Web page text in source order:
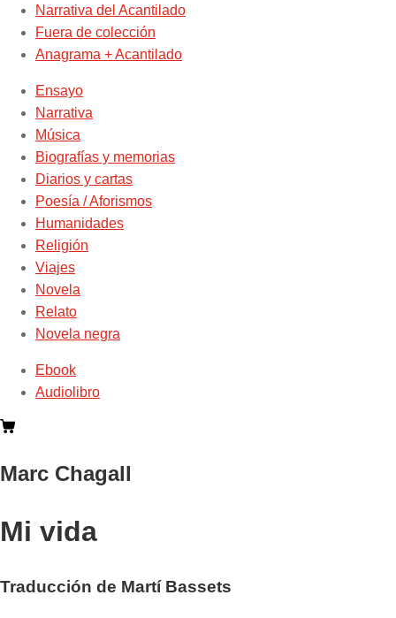
Narrativa del Acantilado
Fuera de colección
Anagrama + Acantilado
Ensayo
Narrativa
Música
Biografías y memorias
Diarios y cartas
Poesía / Aforismos
Humanidades
Religión
Viajes
Novela
Relato
Novela negra
Ebook
Audiolibro
Marc Chagall
Mi vida
Traducción de Martí Bassets